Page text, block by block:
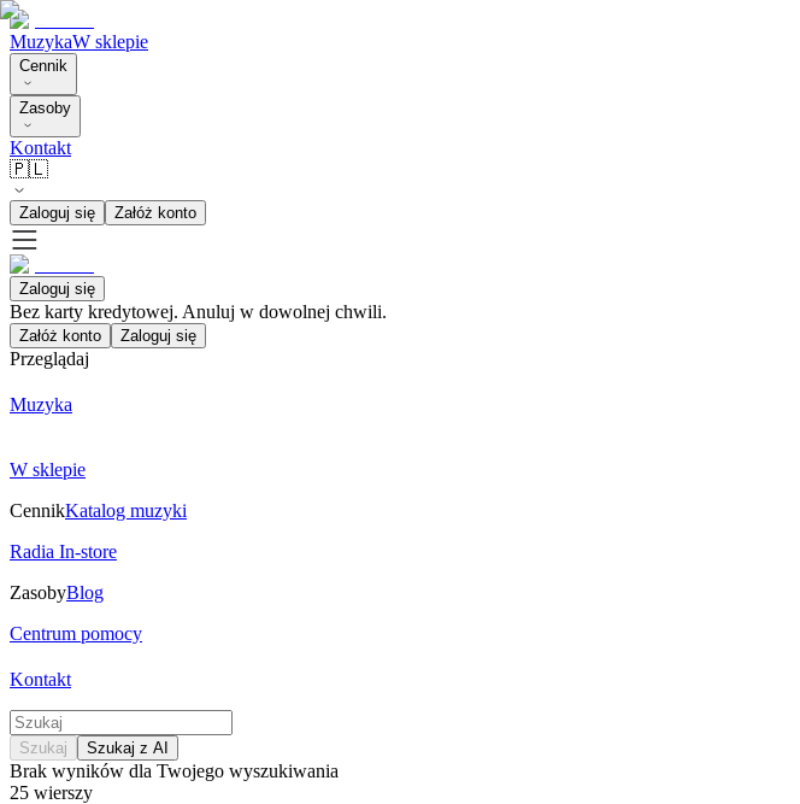
MuzykaW sklepie
Cennik
Zasoby
Kontakt
🇵🇱
Zaloguj się Załóż konto
Zaloguj się
Bez karty kredytowej. Anuluj w dowolnej chwili.
Załóż konto Zaloguj się
Przeglądaj
Muzyka
W sklepie
CennikKatalog muzyki
Radia In-store
ZasobyBlog
Centrum pomocy
Kontakt
Szukaj Szukaj z AI
Brak wyników dla Twojego wyszukiwania
25 wierszy